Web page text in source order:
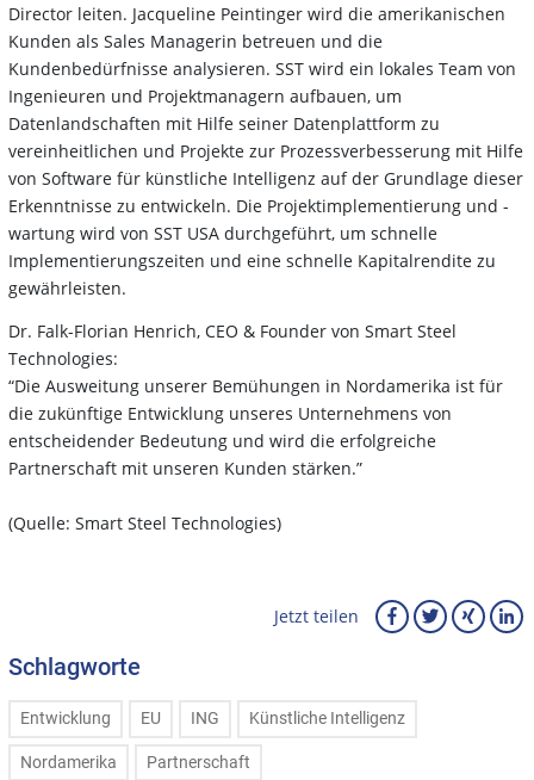
Director leiten. Jacqueline Peintinger wird die amerikanischen
Kunden als Sales Managerin betreuen und die
Kundenbedürfnisse analysieren. SST wird ein lokales Team von
Ingenieuren und Projektmanagern aufbauen, um
Datenlandschaften mit Hilfe seiner Datenplattform zu
vereinheitlichen und Projekte zur Prozessverbesserung mit Hilfe
von Software für künstliche Intelligenz auf der Grundlage dieser
Erkenntnisse zu entwickeln. Die Projektimplementierung und -
wartung wird von SST USA durchgeführt, um schnelle
Implementierungszeiten und eine schnelle Kapitalrendite zu
gewährleisten.
Dr. Falk-Florian Henrich, CEO & Founder von Smart Steel
Technologies:
“Die Ausweitung unserer Bemühungen in Nordamerika ist für
die zukünftige Entwicklung unseres Unternehmens von
entscheidender Bedeutung und wird die erfolgreiche
Partnerschaft mit unseren Kunden stärken.”
(Quelle: Smart Steel Technologies)
Jetzt teilen
Schlagworte
Entwicklung EU ING Künstliche Intelligenz
Nordamerika Partnerschaft